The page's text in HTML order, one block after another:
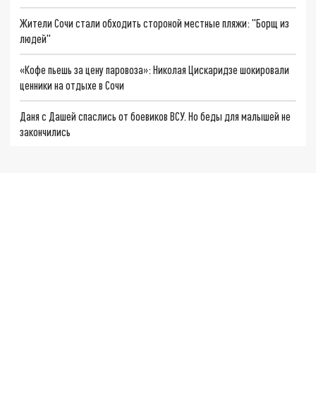
Жители Сочи стали обходить стороной местные пляжи: "Борщ из
людей"
«Кофе пьешь за цену паровоза»: Николая Цискаридзе шокировали
ценники на отдыхе в Сочи
Даня с Дашей спаслись от боевиков ВСУ. Но беды для малышей не
закончились